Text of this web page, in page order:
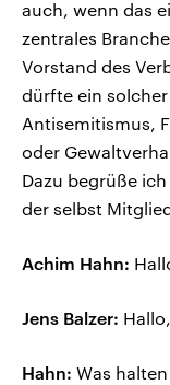
auch, wenn das
zentrales
Vorstand des
dürfte ein
Antisemitismus,
oder
Dazu begrüße
der selbst
Achim Hahn:
Jens Balzer:
Hahn: Was